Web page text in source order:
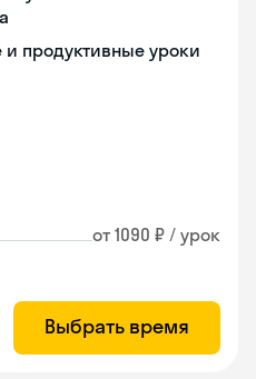
и продуктивные уроки
от 1090 ₽ / урок
Выбрать время